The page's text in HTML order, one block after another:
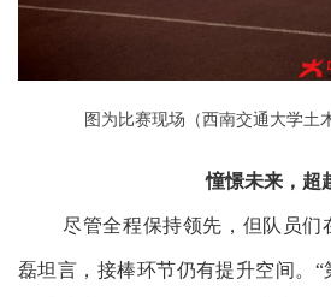
图为比赛现场（西南交通大学土
憧憬未来，超
尽管全程保持领先，但队员们
磊坦言，接棒环节仍有提升空间。